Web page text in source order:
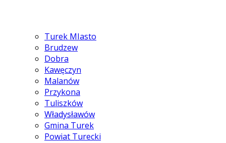
Turek MIasto
Brudzew
Dobra
Kawęczyn
Malanów
Przykona
Tuliszków
Władysławów
Gmina Turek
Powiat Turecki